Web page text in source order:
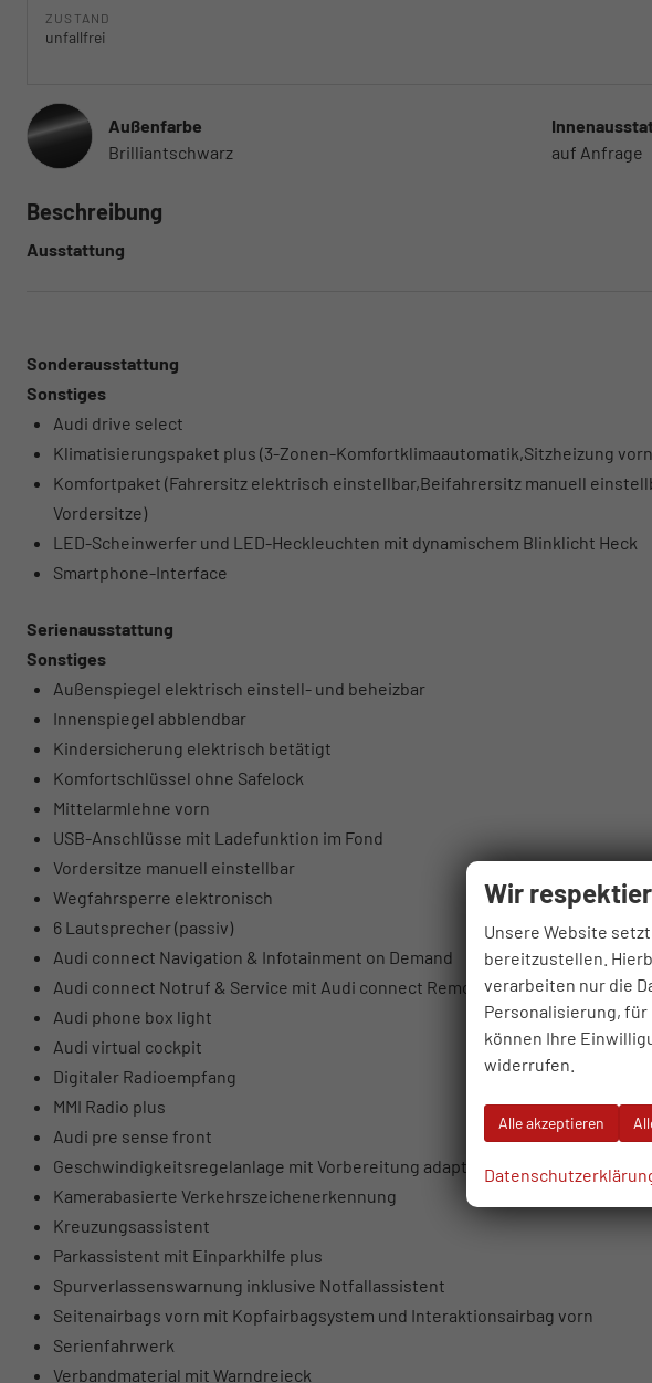
ZUSTAND
unfallfrei
Außenfarbe
Brilliantschwarz
auf Anfrage
Beschreibung
Ausstattung
Sonderausstattung
Sonstiges
Audi drive select
Klimatisierungspaket plus (3-Zonen-Komfortklimaautomatik,Sitzheizung
Komfortpaket (Fahrersitz elektrisch einstellbar,Beifahrersitz manuell
Vordersitze)
LED-Scheinwerfer und LED-Heckleuchten mit dynamischem Blinklicht Heck
Smartphone-Interface
Serienausstattung
Sonstiges
Außenspiegel elektrisch einstell- und beheizbar
Innenspiegel abblendbar
Kindersicherung elektrisch betätigt
Komfortschlüssel ohne Safelock
Mittelarmlehne vorn
USB-Anschlüsse mit Ladefunktion im Fond
Vordersitze manuell einstellbar
Wegfahrsperre elektronisch
6 Lautsprecher (passiv)
Audi connect Navigation & Infotainment on Demand
Audi connect Notruf & Service mit Audi connect Remote & Control
Audi phone box light
Audi virtual cockpit
Digitaler Radioempfang
MMI Radio plus
Audi pre sense front
Geschwindigkeitsregelanlage mit Vorbereitung adaptiver
Kamerabasierte Verkehrszeichenerkennung
Kreuzungsassistent
Parkassistent mit Einparkhilfe plus
Spurverlassenswarnung inklusive Notfallassistent
Seitenairbags vorn mit Kopfairbagsystem und Interaktionsairbag vorn
Serienfahrwerk
Verbandmaterial mit Warndreieck
Wir
Unsere Website
bereitzustellen.
verarbeiten nur die
Personalisierung, für
können Ihre
widerrufen.
Alle akzeptieren